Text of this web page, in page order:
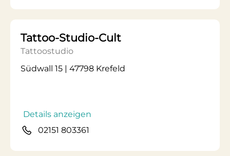
Tattoo-Studio-Cult
Tattoostudio
Südwall 15 | 47798 Krefeld
Details anzeigen
02151 803361